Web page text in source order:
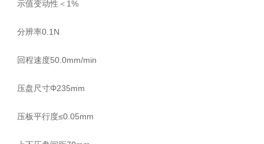
示值变动性＜1%
分辨率0.1N
回程速度50.0mm/min
压盘尺寸Φ235mm
压板平行度≤0.05mm